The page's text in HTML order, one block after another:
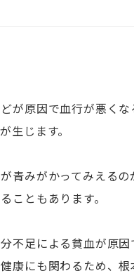
が原因で血行が悪く
生じます。
青みがかってみえるの
こともあります。
不足による貧血が原
康にも関わるため、根